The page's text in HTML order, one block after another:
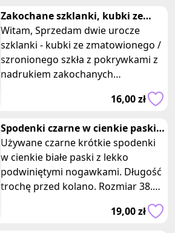
Zakochane szklanki, kubki ze
szronionego szkła z pokrywką
Witam, Sprzedam dwie urocze
szklanki - kubki ze zmatowionego /
szronionego szkła z pokrywkami z
nadrukiem zakochanych
16,00 zł
Spodenki czarne w cienkie paski z
podwiniętym nogawkami
Używane czarne krótkie spodenki
w cienkie białe paski z lekko
podwiniętymi nogawkami. Długość
trochę przed kolano. Rozmiar 38.
19,00 zł